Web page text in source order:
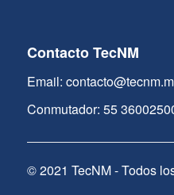
Contacto TecNM
Email:
Conmutador: 55
© 2021 TecNM - Todos